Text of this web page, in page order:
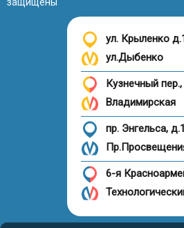
ул. Крыленко
ул.Дыбенко
Кузнечный
Владимирская
пр. Энгельса,
6-я